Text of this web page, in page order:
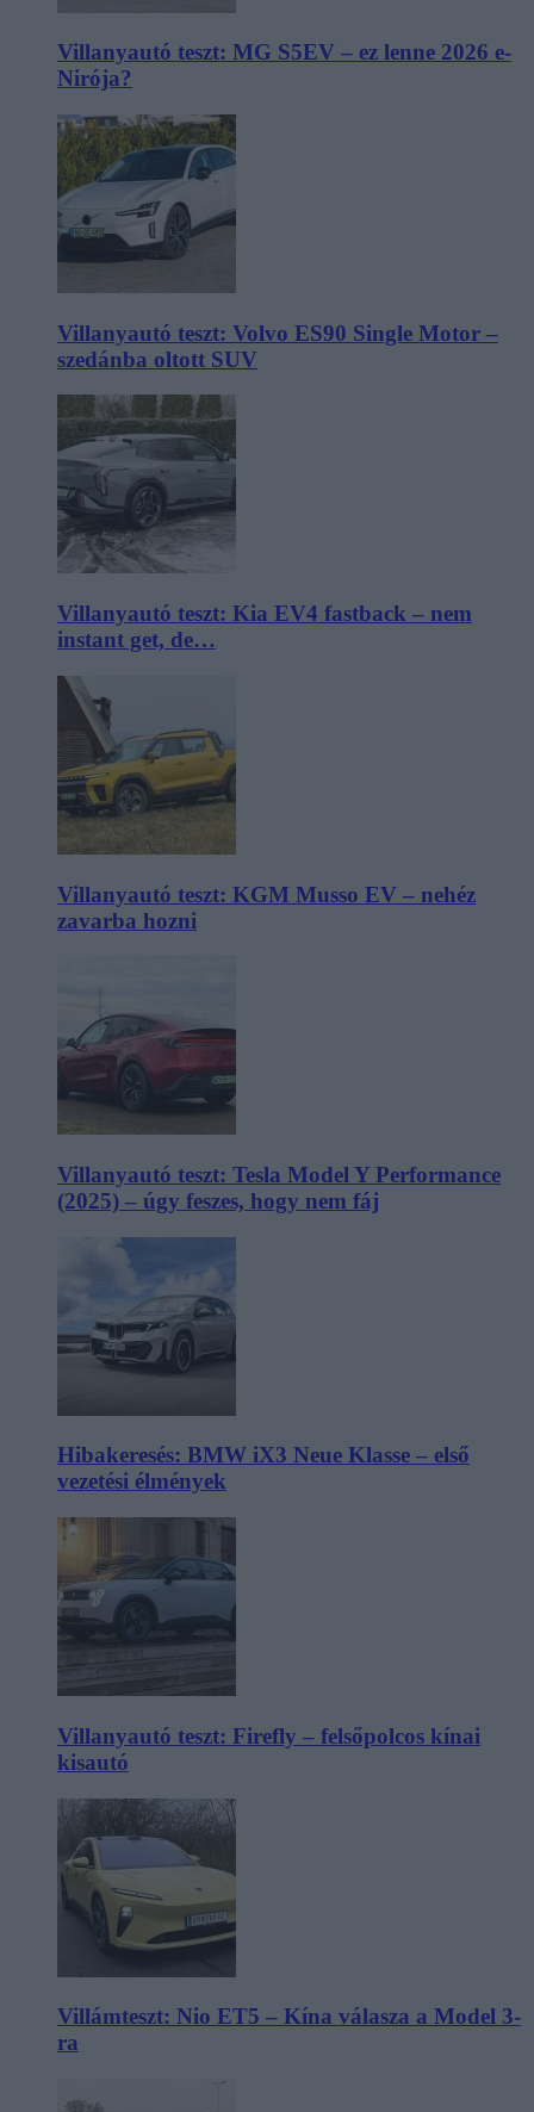
Villanyautó teszt: MG S5EV – ez lenne 2026 e-
Nirója?
Villanyautó teszt: Volvo ES90 Single Motor –
szedánba oltott SUV
Villanyautó teszt: Kia EV4 fastback – nem
instant get, de…
Villanyautó teszt: KGM Musso EV – nehéz
zavarba hozni
Villanyautó teszt: Tesla Model Y Performance
(2025) – úgy feszes, hogy nem fáj
Hibakeresés: BMW iX3 Neue Klasse – első
vezetési élmények
Villanyautó teszt: Firefly – felsőpolcos kínai
kisautó
Villámteszt: Nio ET5 – Kína válasza a Model 3-
ra